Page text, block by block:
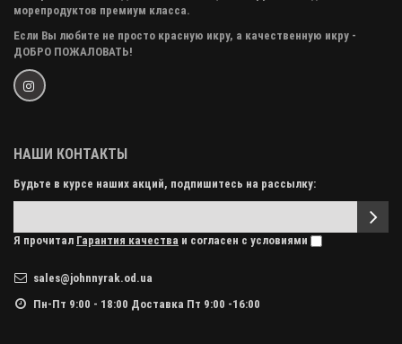
морепродуктов премиум класса.
Если Вы любите не просто красную икру, а качественную икру -
ДОБРО ПОЖАЛОВАТЬ!
НАШИ КОНТАКТЫ
Будьте в курсе наших акций, подпишитесь на рассылку:
Я прочитал Гарантия качества и согласен с условиями
sales@johnnyrak.od.ua
Пн-Пт 9:00 - 18:00 Доставка Пт 9:00 -16:00